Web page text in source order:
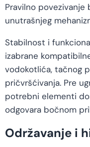
Pravilno
unutrašnjeg
Stabilnost i
izabrane
vodokotlića, tačnog
pričvršćivanja. Pre
potrebni elementi
odgovara bočnom
Održavanje i